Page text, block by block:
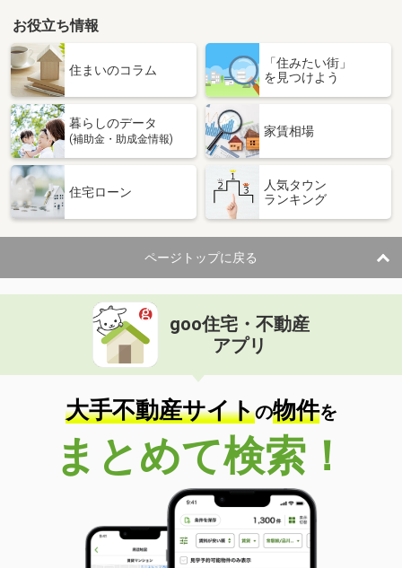
お役立ち情報
住まいのコラム
「住みたい街」
を見つけよう
暮らしのデータ
(補助金・助成金情報)
家賃相場
住宅ローン
人気タウン
ランキング
ページトップに戻る
goo住宅・不動産
アプリ
大手不動産サイトの物件を
まとめて検索！